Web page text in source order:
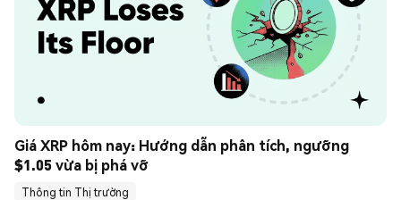
Giá XRP hôm nay: Hướng dẫn phân tích, ngưỡng
$1.05 vừa bị phá vỡ
Thông tin Thị trường